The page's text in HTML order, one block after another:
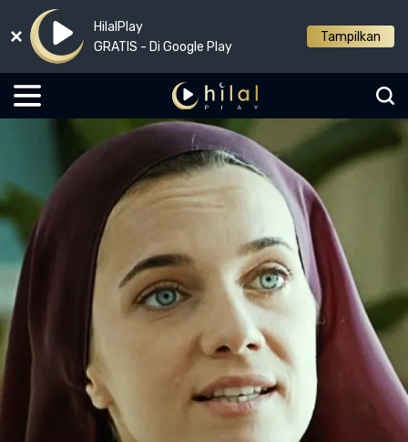
HilalPlay
GRATIS - Di Google Play
Tampilkan